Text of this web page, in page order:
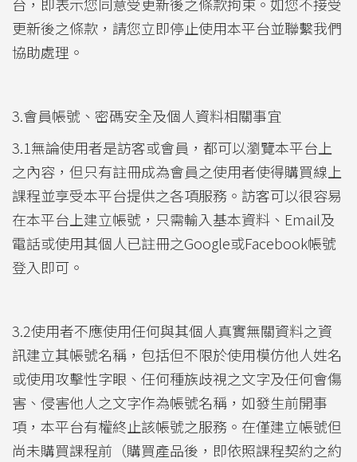
台，即表示您同意受更新後之條款拘束。如您不接受
更新後之條款，請您立即停止使用本平台並聯繫我們
協助處理。
3.會員帳號、密碼安全及個人資料相關事宜
3.1無論使用者是訪客或會員，都可以瀏覽本平台上
之內容，但只有註冊成為會員之使用者使得購買線上
課程並享受本平台提供之各項服務。訪客可以很容易
在本平台上建立帳號，只需輸入基本資料、Email及
電話或使用其個人已註冊之Google或Facebook帳號
登入即可。
3.2使用者不應使用任何與其個人真實無關資料之資
訊建立其帳號名稱，包括但不限於使用模仿他人姓名
或使用攻擊性字眼、任何種族歧視之文字及任何會傷
害、侵害他人之文字作為帳號名稱，如發生前開事
項，本平台有權終止該帳號之服務。在僅建立帳號但
尚未購買課程前（購買產品後，即依照課程契約之約